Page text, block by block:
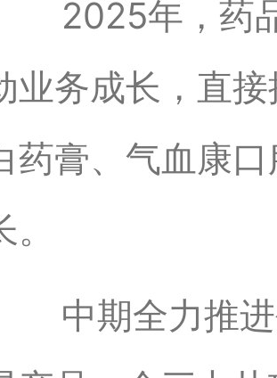
2025年，药
业务成长，直
药膏、气血康
中期全力推